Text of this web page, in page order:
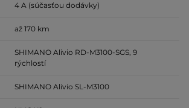
4 A (súčasťou dodávky)
až 170 km
SHIMANO Alivio RD-M3100-SGS, 9
rýchlostí
SHIMANO Alivio SL-M3100